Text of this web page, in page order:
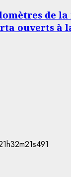
de
ouverts à